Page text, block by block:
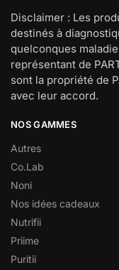
Disclaimer : Les
destinés à
quelconques
représentant de
sont la propriété de
avec leur accord.
NOS GAMMES
Autres
Co.Lab
Noni
Nos idées cadeaux
Nutrifii
Priime
Puritii